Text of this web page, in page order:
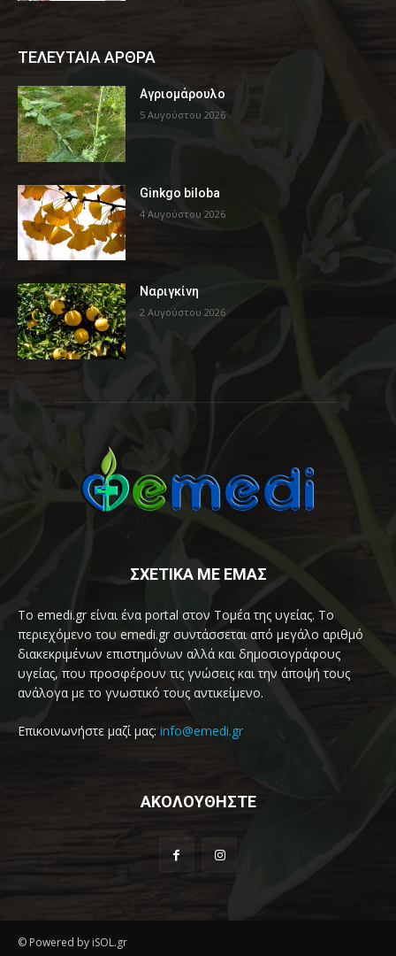
ΤΕΛΕΥΤΑΙΑ ΑΡΘΡΑ
Αγριομάρουλο
5 Αυγούστου 2026
Ginkgo biloba
4 Αυγούστου 2026
Ναριγκίνη
2 Αυγούστου 2026
ΣΧΕΤΙΚΑ ΜΕ ΕΜΑΣ
Το emedi.gr είναι ένα portal στον Τομέα της υγείας. Το
περιεχόμενο του emedi.gr συντάσσεται από μεγάλο αριθμό
διακεκριμένων επιστημόνων αλλά και δημοσιογράφους
υγείας, που προσφέρουν τις γνώσεις και την άποψή τους
ανάλογα με το γνωστικό τους αντικείμενο.
Επικοινωνήστε μαζί μας: info@emedi.gr
ΑΚΟΛΟΥΘΗΣΤΕ
© Powered by iSOL.gr